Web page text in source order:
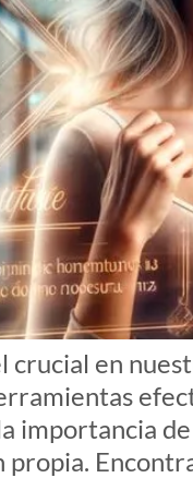
crucial en
importancia